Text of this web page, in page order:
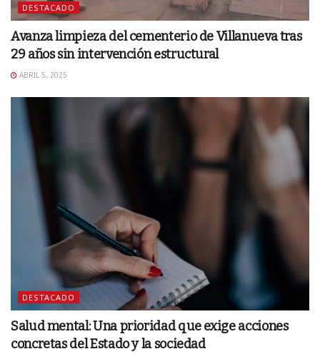
DESTACADO
Avanza limpieza del cementerio de Villanueva tras
29 años sin intervención estructural
ABRIL 5, 2025
DESTACADO
Salud mental: Una prioridad que exige acciones
concretas del Estado y la sociedad